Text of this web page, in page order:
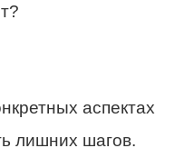
аспектах
лишних шагов.